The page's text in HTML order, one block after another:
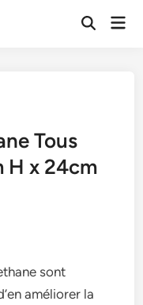
Open
Tous
H x 24cm
sont
améliorer la